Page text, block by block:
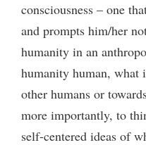
consciousness – one
and prompts him/her
humanity in an
humanity human, what
other humans or
more importantly, to
self-centered ideas of